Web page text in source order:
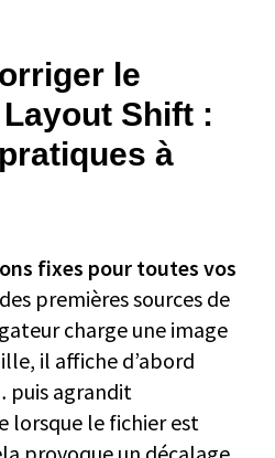
le
Shift :
à
fixes pour toutes vos
des premières sources de
charge une image
il affiche d’abord
puis agrandit
lorsque le fichier est